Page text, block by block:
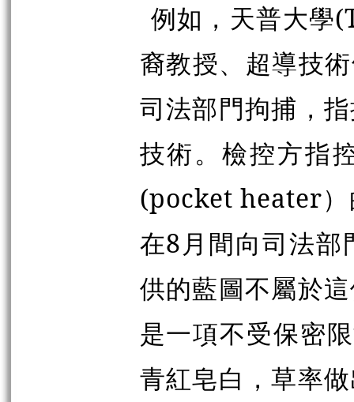
例如，天普大學
裔教授、超導技
司法部門拘捕，
技術。檢控方指
(pocket heater）
在8月間向司法部
供的藍圖不屬於
是一項不受保密
青紅皂白，草率